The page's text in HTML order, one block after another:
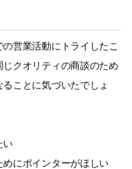
営業活動にトライしたこ
クオリティの商談のため
ことに気づいたでしょ
い
めにポインターがほしい